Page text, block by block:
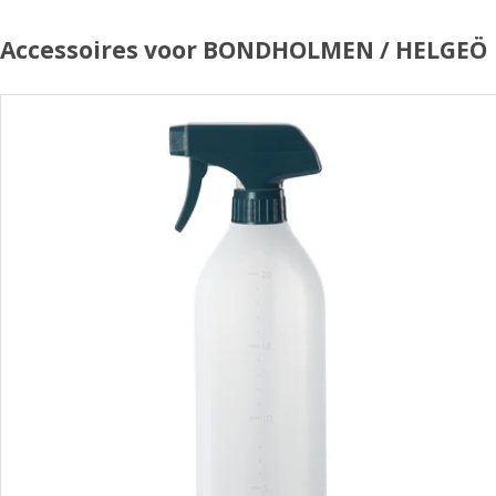
Accessoires voor BONDHOLMEN / HELGEÖ